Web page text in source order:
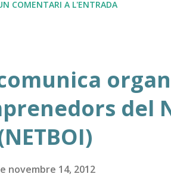
que es donen les
d'elements gràfics amb
logotip d' AFOBOI , on tots
COMENTARI A L'ENTRADA
del
novembre 14, 2012